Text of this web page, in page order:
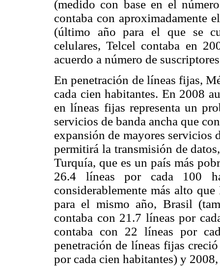
(medido con base en el
contaba con aproximadamente
(último año para el que se
celulares, Telcel contaba en
acuerdo a número de
En penetración de líneas fijas,
cada cien habitantes. En 2008
en líneas fijas representa un
servicios de banda ancha que
expansión de mayores servicios
permitirá la transmisión de
Turquía, que es un país más
26.4 líneas por cada 100
considerablemente más alto
para el mismo año, Brasil
contaba con 21.7 líneas por
contaba con 22 líneas por
penetración de líneas fijas
por cada cien habitantes) y